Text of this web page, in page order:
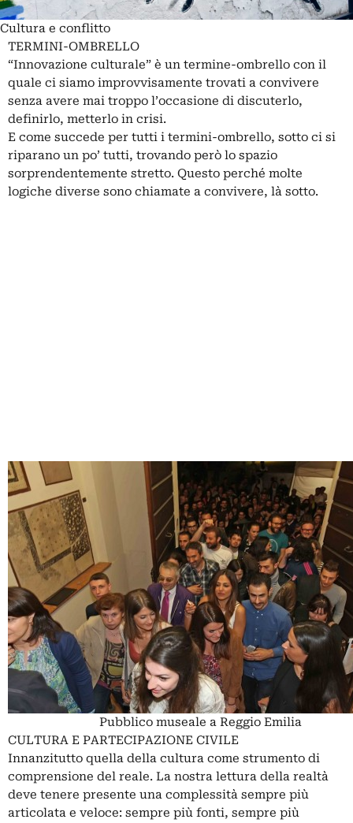
Cultura e conflitto
TERMINI-OMBRELLO
“Innovazione culturale” è un termine-ombrello con il
quale ci siamo improvvisamente trovati a convivere
senza avere mai troppo l’occasione di discuterlo,
definirlo, metterlo in crisi.
E come succede per tutti i termini-ombrello, sotto ci si
riparano un po’ tutti, trovando però lo spazio
sorprendentemente stretto. Questo perché molte
logiche diverse sono chiamate a convivere, là sotto.
Pubblico museale a Reggio Emilia
CULTURA E PARTECIPAZIONE CIVILE
Innanzitutto quella della cultura come strumento di
comprensione del reale. La nostra lettura della realtà
deve tenere presente una complessità sempre più
articolata e veloce: sempre più fonti, sempre più